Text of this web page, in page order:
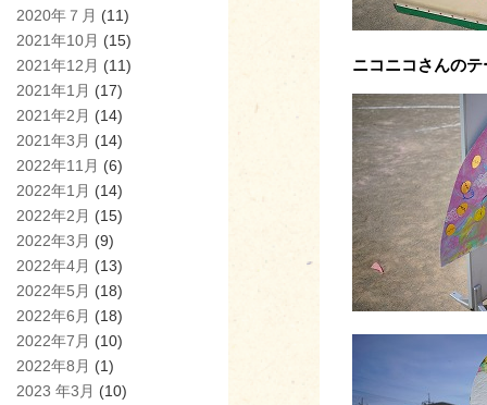
2020年７月 (11)
2021年10月 (15)
2021年12月 (11)
2021年1月 (17)
2021年2月 (14)
2021年3月 (14)
2022年11月 (6)
2022年1月 (14)
2022年2月 (15)
2022年3月 (9)
2022年4月 (13)
2022年5月 (18)
2022年6月 (18)
2022年7月 (10)
2022年8月 (1)
2023 年3月 (10)
ニコニコさんの